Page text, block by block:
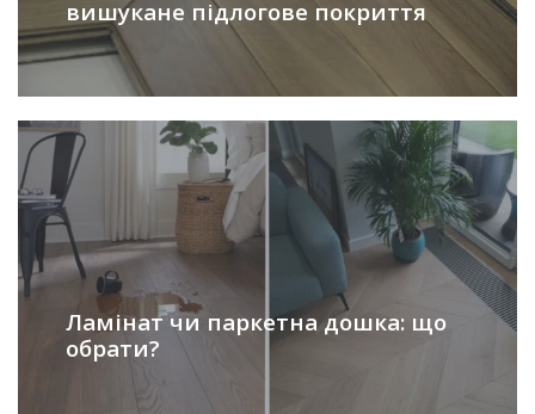
вишукане підлогове покриття
Ламінат чи паркетна дошка: що
обрати?